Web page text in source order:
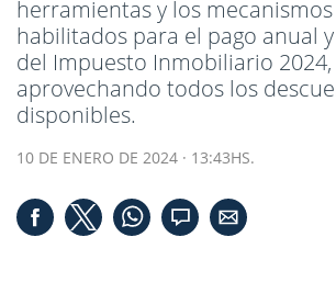
herramientas y los
habilitados para el pago anual
del Impuesto Inmobiliario 2024,
aprovechando todos los
disponibles.
10 DE ENERO DE 2024 · 13:43HS.